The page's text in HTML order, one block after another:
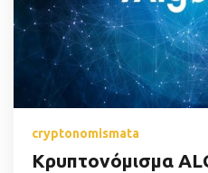
cryptonomismata
Κρυπτονόμισμα